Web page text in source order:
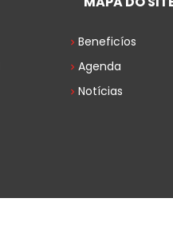
Beneficíos
Agenda
Notícias